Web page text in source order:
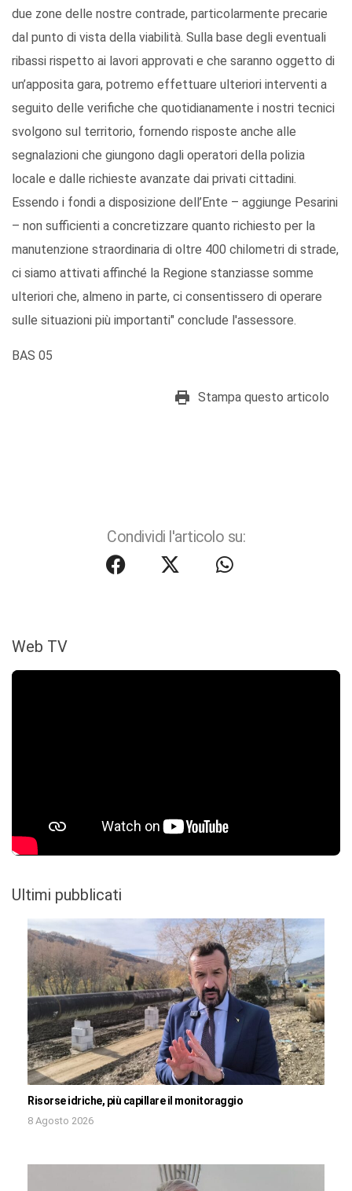
due zone delle nostre contrade, particolarmente precarie
dal punto di vista della viabilità. Sulla base degli eventuali
ribassi rispetto ai lavori approvati e che saranno oggetto di
un’apposita gara, potremo effettuare ulteriori interventi a
seguito delle verifiche che quotidianamente i nostri tecnici
svolgono sul territorio, fornendo risposte anche alle
segnalazioni che giungono dagli operatori della polizia
locale e dalle richieste avanzate dai privati cittadini.
Essendo i fondi a disposizione dell’Ente – aggiunge Pesarini
– non sufficienti a concretizzare quanto richiesto per la
manutenzione straordinaria di oltre 400 chilometri di strade,
ci siamo attivati affinché la Regione stanziasse somme
ulteriori che, almeno in parte, ci consentissero di operare
sulle situazioni più importanti" conclude l'assessore.
BAS 05
Stampa questo articolo
Condividi l'articolo su:
Web TV
Ultimi pubblicati
Risorse idriche, più capillare il monitoraggio
8 Agosto 2026